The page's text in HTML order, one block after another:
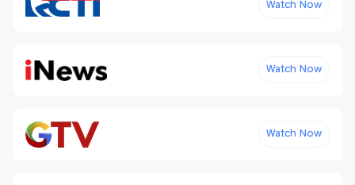
Watch Now
Watch Now
Watch Now